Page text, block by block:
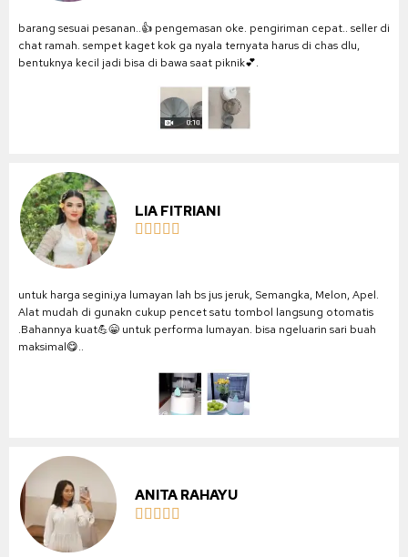
barang sesuai pesanan..👍 pengemasan oke. pengiriman cepat.. seller di
chat ramah. sempet kaget kok ga nyala ternyata harus di chas dlu,
bentuknya kecil jadi bisa di bawa saat piknik💕.
LIA FITRIANI
    
untuk harga segini,ya lumayan lah bs jus jeruk, Semangka, Melon, Apel.
Alat mudah di gunakn cukup pencet satu tombol langsung otomatis
.Bahannya kuat💪😁 untuk performa lumayan. bisa ngeluarin sari buah
maksimal😋..
ANITA RAHAYU
    